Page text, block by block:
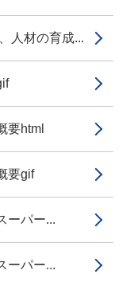
人材の育成...
html
要gif
パー...
パー...